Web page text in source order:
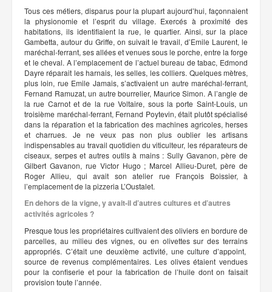
Tous ces métiers, disparus pour la plupart aujourd’hui, façonnaient
la physionomie et l’esprit du village. Exercés à proximité des
habitations, ils identifiaient la rue, le quartier. Ainsi, sur la place
Gambetta, autour du Griffe, on suivait le travail, d’Emile Laurent, le
maréchal-ferrant, ses allées et venues sous le porche, entre la forge
et le cheval. A l’emplacement de l’actuel bureau de tabac, Edmond
Dayre réparait les harnais, les selles, les colliers. Quelques mètres,
plus loin, rue Emile Jamais, s’activaient un autre maréchal-ferrant,
Fernand Ramuzat, un autre bourrelier, Maurice Simon. A l’angle de
la rue Carnot et de la rue Voltaire, sous la porte Saint-Louis, un
troisième maréchal-ferrant, Fernand Poytevin, était plutôt spécialisé
dans la réparation et la fabrication des machines agricoles, herses
et charrues. Je ne veux pas non plus oublier les artisans
indispensables au travail quotidien du viticulteur, les réparateurs de
ciseaux, serpes et autres outils à mains : Sully Gavanon, père de
Gilbert Gavanon, rue Victor Hugo ; Marcel Allieu-Duret, père de
Roger Allieu, qui avait son atelier rue François Boissier, à
l’emplacement de la pizzeria L’Oustalet.
En dehors de la vigne, y avait-il d’autres cultures et d’autres
activités agricoles ?
Presque tous les propriétaires cultivaient des oliviers en bordure de
parcelles, au milieu des vignes, ou en olivettes sur des terrains
appropriés. C’était une deuxième activité, une culture d’appoint,
source de revenus complémentaires. Les olives étaient vendues
pour la confiserie et pour la fabrication de l’huile dont on faisait
provision toute l’année.